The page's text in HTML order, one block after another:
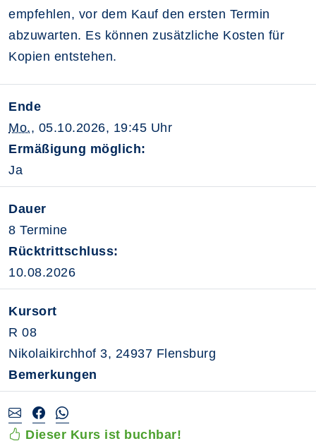
empfehlen, vor dem Kauf den ersten Termin
abzuwarten. Es können zusätzliche Kosten für
Kopien entstehen.
Ende
Mo., 05.10.2026, 19:45 Uhr
Ermäßigung möglich:
Ja
Dauer
8 Termine
Rücktrittschluss:
10.08.2026
Kursort
R 08
Nikolaikirchhof 3, 24937 Flensburg
Bemerkungen
Dieser Kurs ist buchbar!